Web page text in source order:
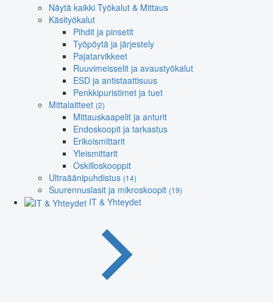
Näytä kaikki Työkalut & Mittaus
Käsityökalut
Pihdit ja pinsetit
Työpöytä ja järjestely
Pajatarvikkeet
Ruuvimeisselit ja avaustyökalut
ESD ja antistaattisuus
Penkkipuristimet ja tuet
Mittalaitteet (2)
Mittauskaapelit ja anturit
Endoskoopit ja tarkastus
Erikoismittarit
Yleismittarit
Oskilloskooppit
Ultraäänipuhdistus (14)
Suurennuslasit ja mikroskoopit (19)
IT & Yhteydet